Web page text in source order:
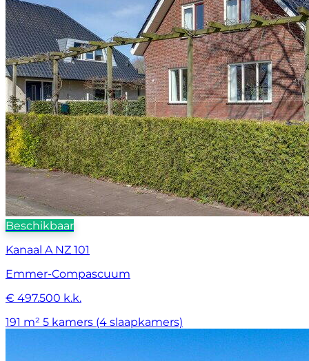
Beschikbaar
Kanaal A NZ 101
Emmer-Compascuum
€ 497.500 k.k.
191 m² 5 kamers (4 slaapkamers)